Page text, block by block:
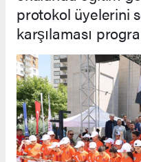
protokol üyelerini
karşılaması